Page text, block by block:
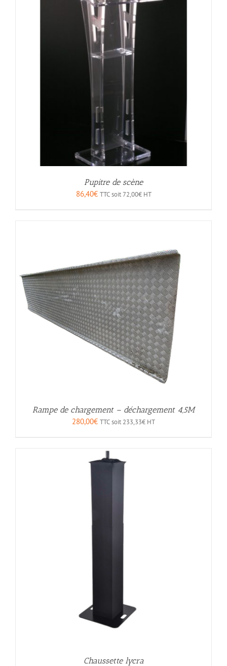
Pupitre de scène
86,40€ TTC soit72,00€HT
Rampe de chargement – déchargement 4,5M
280,00€ TTC soit 233,33€ HT
Chaussette lycra